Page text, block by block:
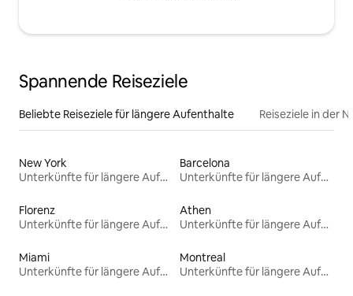
Spannende Reiseziele
Beliebte Reiseziele für längere Aufenthalte Reiseziele in der
New York
Unterkünfte für längere Aufenthalte
Barcelona
Unterkünfte für längere Aufenthalte
Florenz
Unterkünfte für längere Aufenthalte
Athen
Unterkünfte für längere Aufenthalte
Miami
Unterkünfte für längere Aufenthalte
Montreal
Unterkünfte für längere Aufenthalte